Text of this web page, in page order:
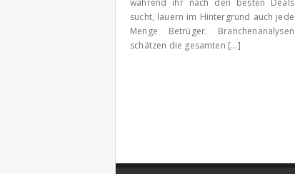
während ihr nach den besten Deals
sucht, lauern im Hintergrund auch jede
Menge Betrüger. Branchenanalysen
schätzen die gesamten [...]